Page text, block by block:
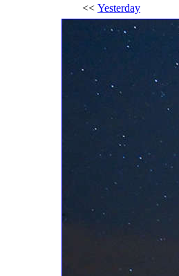
<< Yesterday